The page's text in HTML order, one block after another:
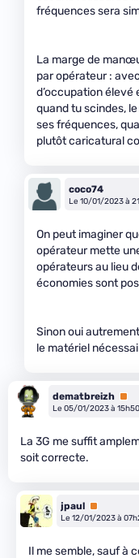
fréquences sera
La marge de
par opérateur :
d’occupation élevé
quand tu scindes,
ses fréquences,
plutôt caricatural
coco74
Le 10/01/2023 à
On peut imaginer
opérateur mette
opérateurs au lieu
économies sont
Sinon oui
le matériel
dematbreizh
Le 05/01/2023 à 15h50
La 3G me suffit
soit correcte.
jpaul Premium
Le 12/01/2023 à
Il me semble, sauf à